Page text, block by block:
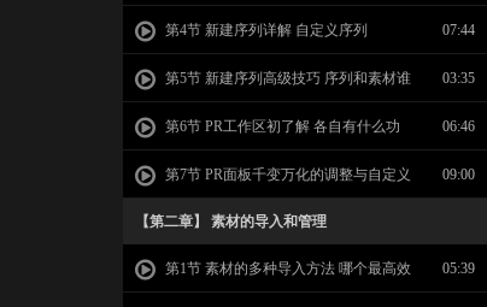
件修改第4节 新建序列详解 自定义序列 07:44
第5节 新建序列高级技巧 序列和素材谁
说了算
03:35
第6节 PR工作区初了解 各自有什么功
能
06:46
第7节 PR面板千变万化的调整与自定义 09:00
【第二章】 素材的导入和管理
第1节 素材的多种导入方法 哪个最高效 05:39